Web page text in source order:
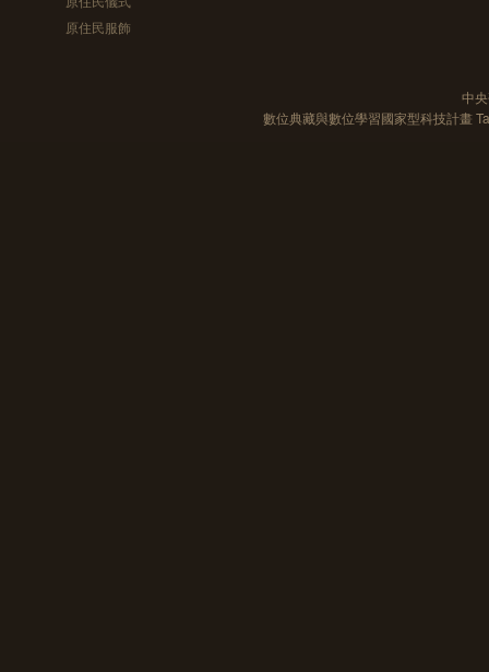
原住民服飾
中
數位典藏與數位學習國家型科技計畫